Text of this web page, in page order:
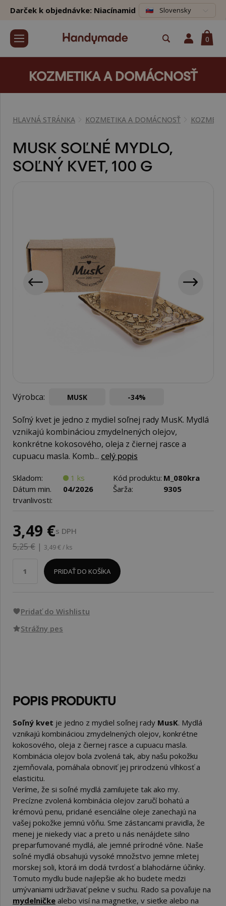
Darček k objednávke: Niacínamid Slovensky
0
KOZMETIKA A DOMÁCNOSŤ
HLAVNÁ STRÁNKA KOZMETIKA A DOMÁCNOSŤ
MUSK SOĽNÉ MYDLO,
SOĽNÝ KVET, 100 G
Výrobca: MUSK -34%
Soľný kvet je jedno z mydiel soľnej rady MusK. Mydlá
vznikajú kombináciou zmydelnených olejov,
konkrétne kokosového, oleja z čiernej rasce a
cupuacu masla. Komb... celý popis
Skladom: 1 ks Kód produktu: M_080kra
Dátum min.
trvanlivosti:
04/2026 Šarža: 9305
3,49 €s DPH
5,25 € | 3,49 € / ks
PRIDAŤ DO KOŠÍKA
Pridať do Wishlistu
Strážny pes
POPIS PRODUKTU
Soľný kvet je jedno z mydiel soľnej rady MusK. Mydlá
vznikajú kombináciou zmydelnených olejov, konkrétne
kokosového, oleja z čiernej rasce a cupuacu masla.
Kombinácia olejov bola zvolená tak, aby našu pokožku
zjemňovala, pomáhala obnoviť jej prirodzenú vlhkosť a
elasticitu.
Veríme, že si soľné mydlá zamilujete tak ako my.
Precízne zvolená kombinácia olejov zaručí bohatú a
krémovú penu, pridané esenciálne oleje zanechajú na
vašej pokožke jemnú vôňu. Sme zástancami pravidla, že
menej je niekedy viac a preto u nás nenájdete silno
preparfumované mydlá, ale jemné prírodné vône. Naše
soľné mydlá obsahujú vysoké množstvo jemne mletej
morskej soli, ktorá im dodá tvrdosť a blahodárne účinky.
Tomuto mydlu bude najlepšie ak ho budete medzi
umývaniami udržiavať pekne v suchu. Rado sa povaľuje na
mydelničke alebo visí na magnetke, v sieťke alebo na